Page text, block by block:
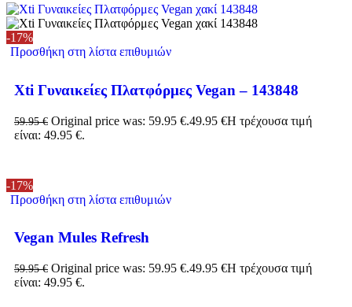
-17%
Προσθήκη στη λίστα επιθυμιών
Xti Γυναικείες Πλατφόρμες Vegan – 143848
59.95€ Original price was: 59.95 €.49.95 €Η τρέχουσα τιμή
είναι: 49.95 €.
-17%
Προσθήκη στη λίστα επιθυμιών
Vegan Mules Refresh
59.95€ Original price was: 59.95 €.49.95 €Η τρέχουσα τιμή
είναι: 49.95 €.